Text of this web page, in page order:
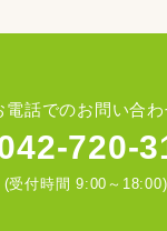
電話でのお問い合
720-
(受付時間 9:00～18:00)